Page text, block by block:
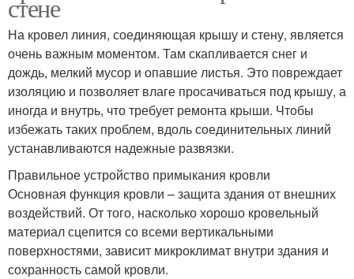
стене
На кровел линия, соединяющая крышу и стену, является
очень важным моментом. Там скапливается снег и
дождь, мелкий мусор и опавшие листья. Это повреждает
изоляцию и позволяет влаге просачиваться под крышу, а
иногда и внутрь, что требует ремонта крыши. Чтобы
избежать таких проблем, вдоль соединительных линий
устанавливаются надежные развязки.
Правильное устройство примыкания кровли
Основная функция кровли – защита здания от внешних
воздействий. От того, насколько хорошо кровельный
материал сцепится со всеми вертикальными
поверхностями, зависит микроклимат внутри здания и
сохранность самой кровли.